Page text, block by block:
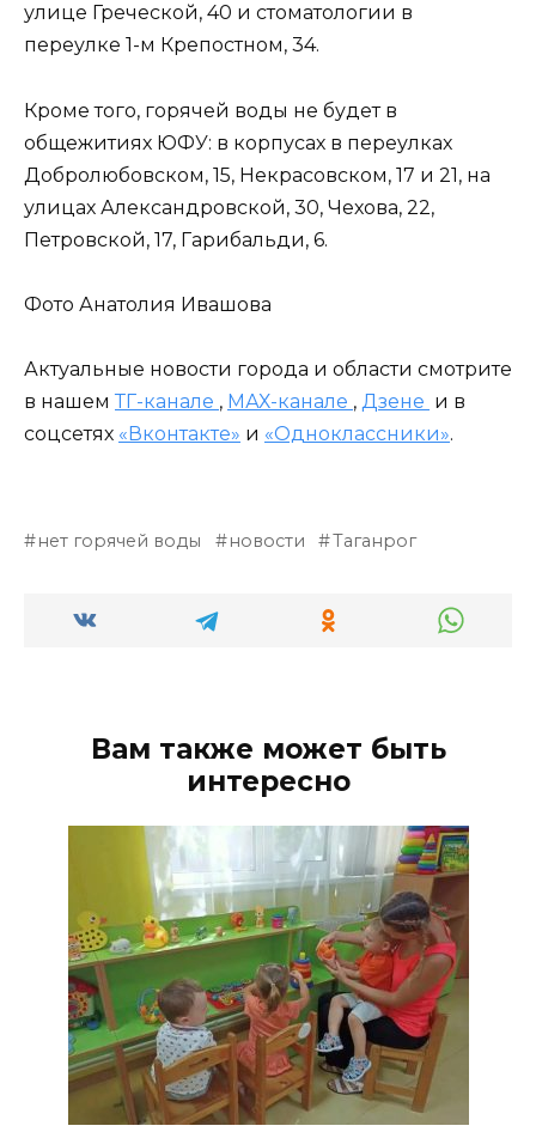
улице Греческой, 40 и стоматологии в
переулке 1-м Крепостном, 34.
Кроме того, горячей воды не будет в
общежитиях ЮФУ: в корпусах в переулках
Добролюбовском, 15, Некрасовском, 17 и 21, на
улицах Александровской, 30, Чехова, 22,
Петровской, 17, Гарибальди, 6.
Фото Анатолия Ивашова
Актуальные новости города и области смотрите
в нашем ТГ-канале , МАХ-канале , Дзене и в
соцсетях «Вконтакте» и «Одноклассники».
нет горячей воды новости Таганрог
Вам также может быть
интересно